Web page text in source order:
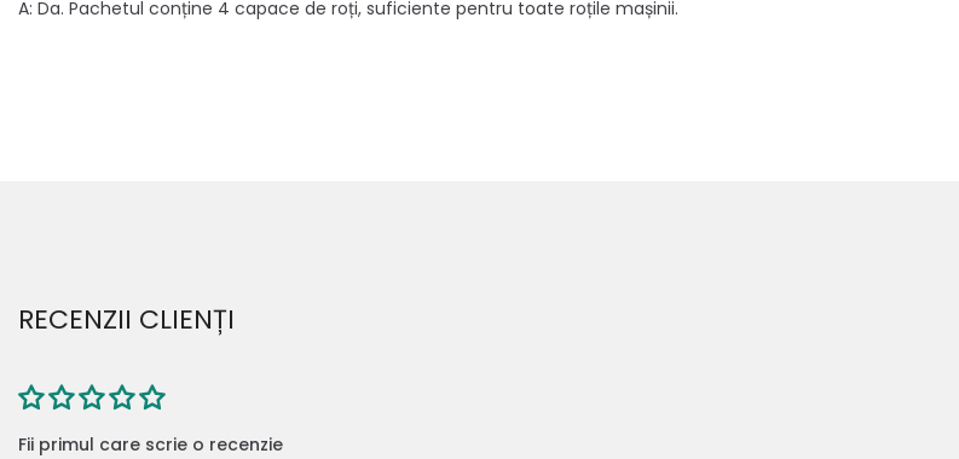
A: Da. Pachetul conține 4 capace de roți, suficiente pentru toate roțile mașinii.
RECENZII CLIENȚI
Fii primul care scrie o recenzie